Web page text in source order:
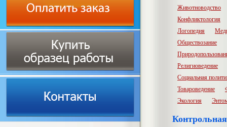
Животноводство
Конфликтология
Логопедия
Обществозание
Религиоведение
Социальная
Товароведение
Экология